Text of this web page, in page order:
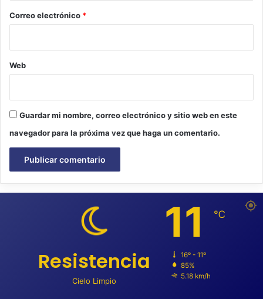
*
Correo electrónico *
Web
Guardar mi nombre, correo electrónico y sitio web en este
navegador para la próxima vez que haga un comentario.
Resistencia
Cielo Limpio
11 ℃
16º - 11º
85%
5.18 km/h